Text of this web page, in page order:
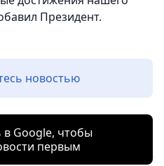
Президент.
новостью
в Google, чтобы
первым